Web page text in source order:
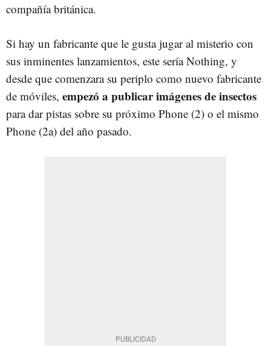
compañía británica.
Si hay un fabricante que le gusta jugar al misterio con
sus inminentes lanzamientos, este sería Nothing, y
desde que comenzara su periplo como nuevo fabricante
de móviles, empezó a publicar imágenes de insectos
para dar pistas sobre su próximo Phone (2) o el mismo
Phone (2a) del año pasado.